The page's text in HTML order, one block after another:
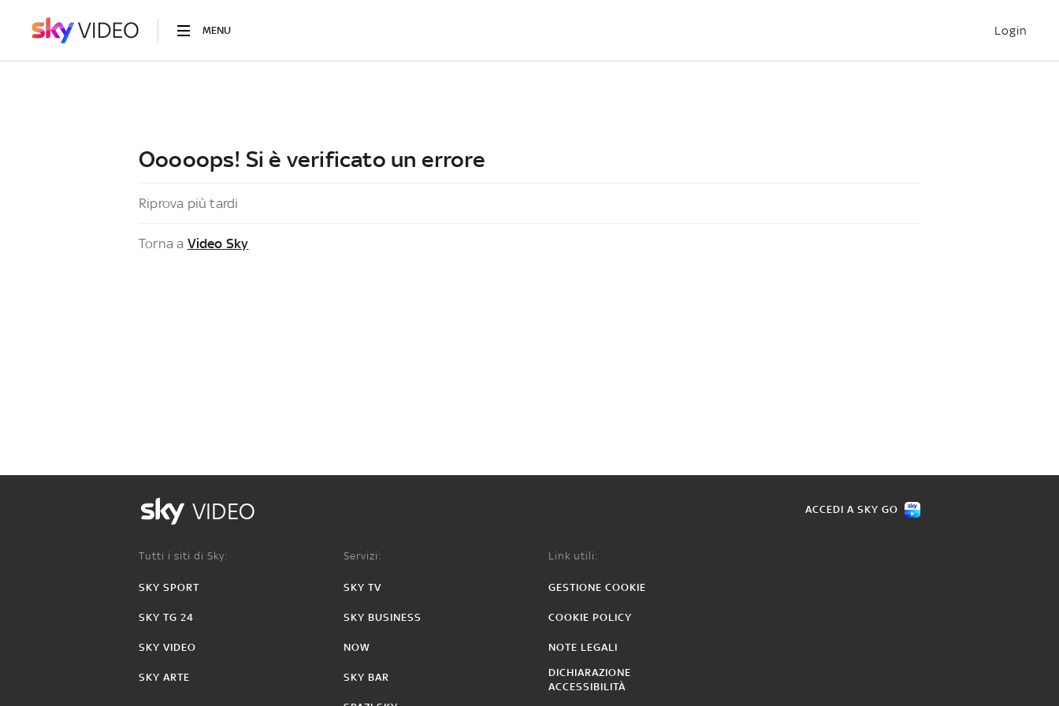
MENU Login
Ooooops! Si è verificato un errore
Riprova più tardi
Torna a Video Sky
VIDEO ACCEDI A SKY GO
Tutti i siti di Sky:
SKY SPORT
SKY TG 24
SKY VIDEO
SKY ARTE
Servizi:
SKY TV
SKY BUSINESS
NOW
SKY BAR
Link utili:
GESTIONE COOKIE
COOKIE POLICY
NOTE LEGALI
DICHIARAZIONE
ACCESSIBILITÀ